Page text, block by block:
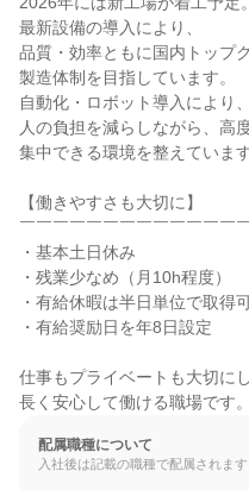
最新設備の導入により、
品質・効率ともに国内トップ
製造体制を目指しています。
自動化・ロボット導入により、
人の負担を減らしながら、高
集中できる環境を整えています
【働きやすさも大切に】
￣￣￣￣￣￣￣￣￣￣￣￣￣
・基本土日休み
・残業少なめ（月10h程度）
・有給休暇は半日単位で取得
・有給奨励日を年8日設定
仕事もプライベートも大切に
長く安心して働ける職場です。
配属職種について
入社後は記載の職種で配属されます